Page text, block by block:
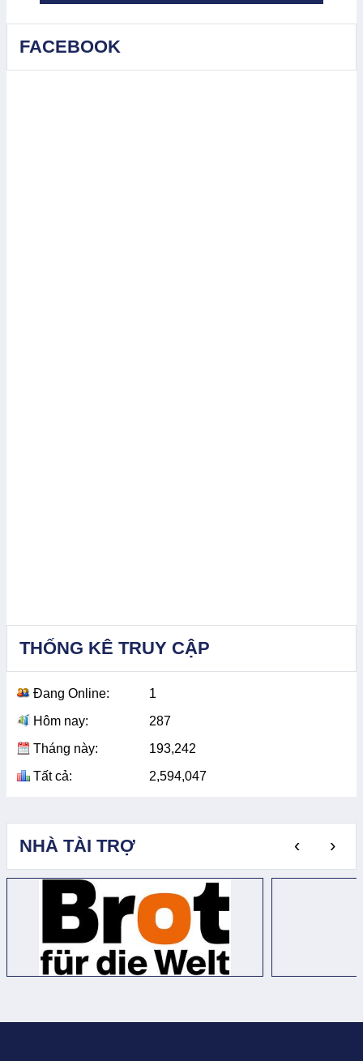
FACEBOOK
THỐNG KÊ TRUY CẬP
Đang Online:
1
Hôm nay:
287
Tháng này:
193,242
Tất cả:
2,594,047
NHÀ TÀI TRỢ ‹ ›